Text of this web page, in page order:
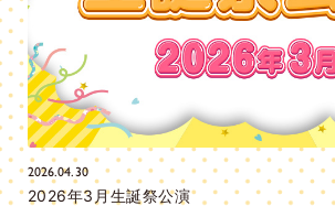
2026.04.30
2026年3月生誕祭公演